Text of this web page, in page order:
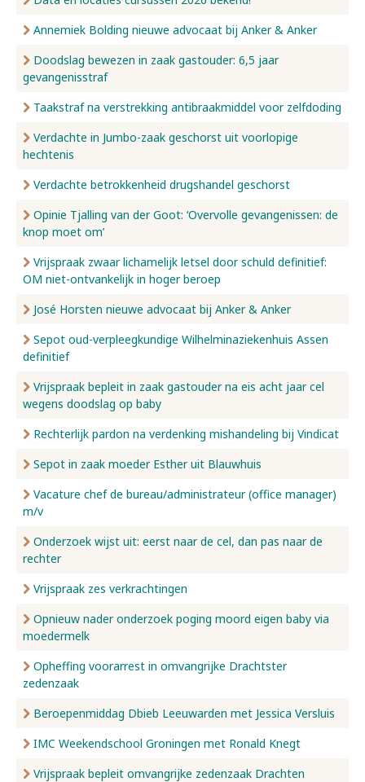
Annemiek Bolding nieuwe advocaat bij Anker & Anker
Doodslag bewezen in zaak gastouder: 6,5 jaar
gevangenisstraf
Taakstraf na verstrekking antibraakmiddel voor zelfdoding
Verdachte in Jumbo-zaak geschorst uit voorlopige
hechtenis
Verdachte betrokkenheid drugshandel geschorst
Opinie Tjalling van der Goot: ‘Overvolle gevangenissen: de
knop moet om’
Vrijspraak zwaar lichamelijk letsel door schuld definitief:
OM niet-ontvankelijk in hoger beroep
José Horsten nieuwe advocaat bij Anker & Anker
Sepot oud-verpleegkundige Wilhelminaziekenhuis Assen
definitief
Vrijspraak bepleit in zaak gastouder na eis acht jaar cel
wegens doodslag op baby
Rechterlijk pardon na verdenking mishandeling bij Vindicat
Sepot in zaak moeder Esther uit Blauwhuis
Vacature chef de bureau/administrateur (office manager)
m/v
Onderzoek wijst uit: eerst naar de cel, dan pas naar de
rechter
Vrijspraak zes verkrachtingen
Opnieuw nader onderzoek poging moord eigen baby via
moedermelk
Opheffing voorarrest in omvangrijke Drachtster
zedenzaak
Beroepenmiddag Dbieb Leeuwarden met Jessica Versluis
IMC Weekendschool Groningen met Ronald Knegt
Vrijspraak bepleit omvangrijke zedenzaak Drachten